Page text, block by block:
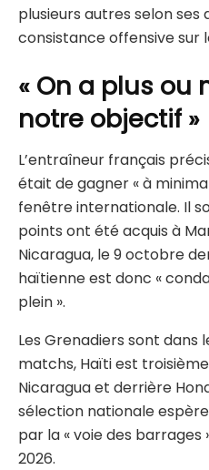
plusieurs autres selon ses
consistance offensive sur
« On a plus ou
notre objectif »
L’entraîneur français
était de gagner « à
fenêtre internationale. Il
points ont été acquis à
Nicaragua, le 9 octobre
haïtienne est donc «
plein ».
Les Grenadiers sont dans
matchs, Haïti est
Nicaragua et derrière
sélection nationale
par la « voie des
2026.